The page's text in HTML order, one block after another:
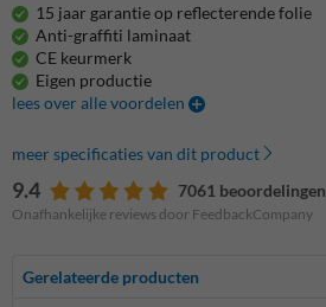
15 jaar garantie op reflecterende folie
Anti-graffiti laminaat
CE keurmerk
Eigen productie
lees over alle voordelen
meer specificaties van dit product
9.4 7061 beoordelingen
Onafhankelijke reviews door FeedbackCompany
Gerelateerde producten